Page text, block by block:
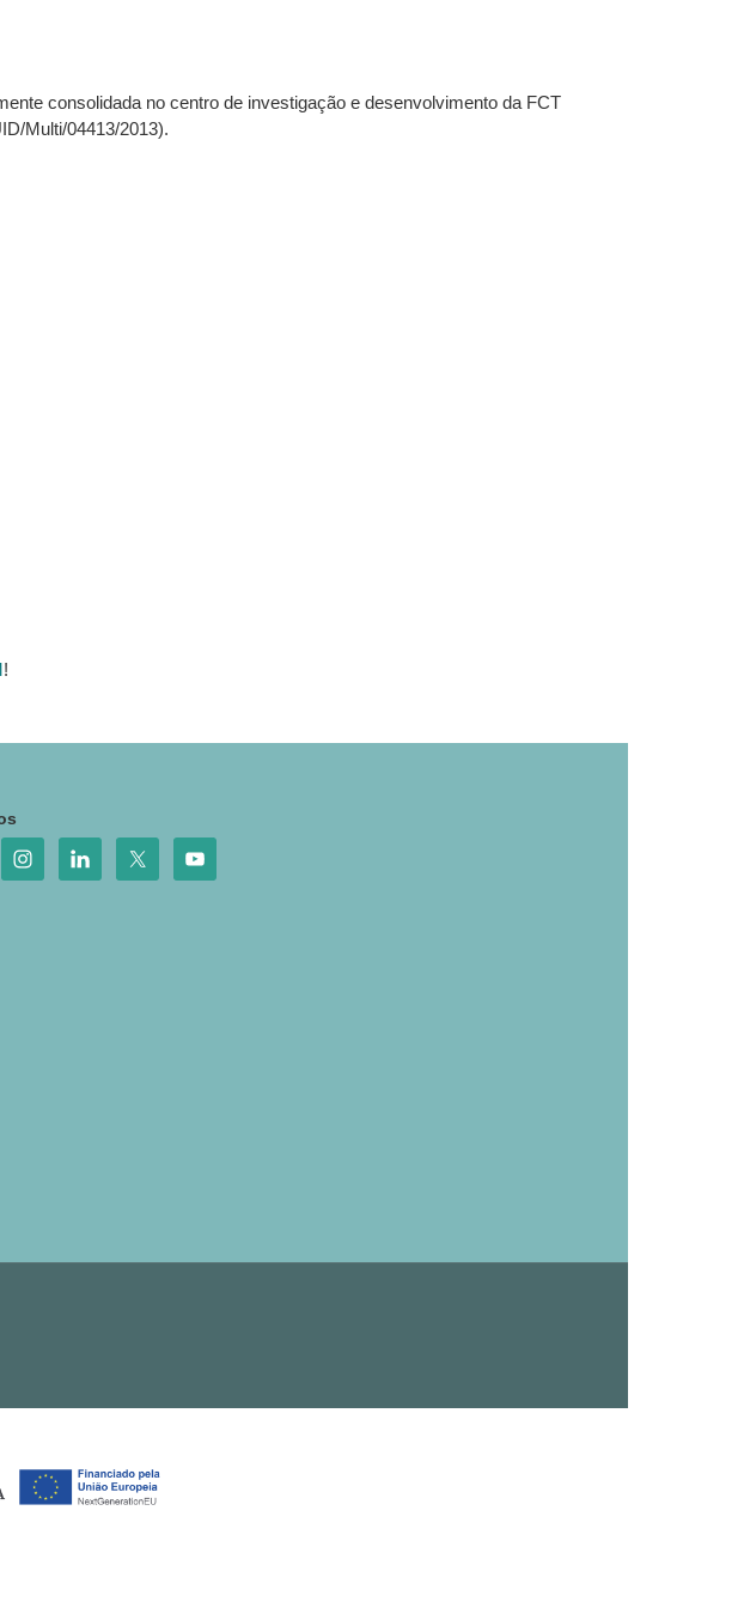
consolidada no centro de investigação e desenvolvimento da FCT
Multi/04413/2013).
!